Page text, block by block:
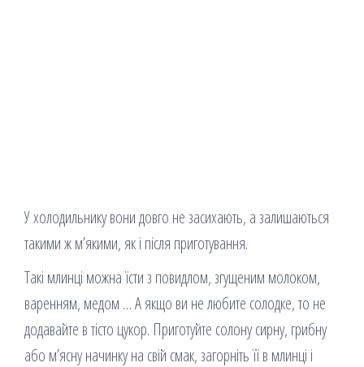
У холодильнику вони довго не засихають, а залишаються
такими ж м’якими, як і після приготування.
Такі млинці можна їсти з повидлом, згущеним молоком,
варенням, медом … А якщо ви не любите солодке, то не
додавайте в тісто цукор. Приготуйте солону сирну, грибну
або м’ясну начинку на свій смак, загорніть її в млинці і